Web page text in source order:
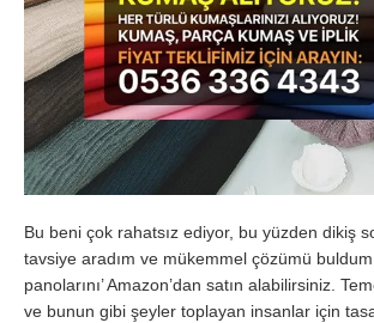
Bu beni çok rahatsız ediyor, bu yüzden dikiş
tavsiye aradım ve mükemmel çözümü
panolarını’ Amazon’dan satın alabilirsiniz.
ve bunun gibi şeyler toplayan insanlar için